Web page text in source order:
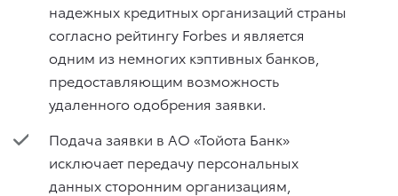
надежных кредитных организаций страны
согласно рейтингу Forbes и является
одним из немногих кэптивных банков,
предоставляющим возможность
удаленного одобрения заявки.
Подача заявки в АО «Тойота Банк»
исключает передачу персональных
данных сторонним организациям,